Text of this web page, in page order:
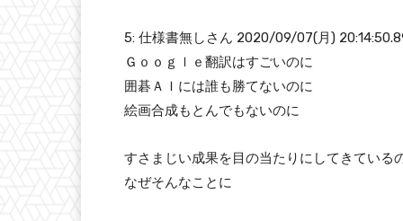
5: 仕様書無しさん 2020/09/07(月)
Ｇｏｏｇｌｅ翻訳はすごいのに
囲碁ＡＩには誰も勝てないのに
絵画合成もとんでもないのに
すさまじい成果を目の当たりにしてきている
なぜそんなことに